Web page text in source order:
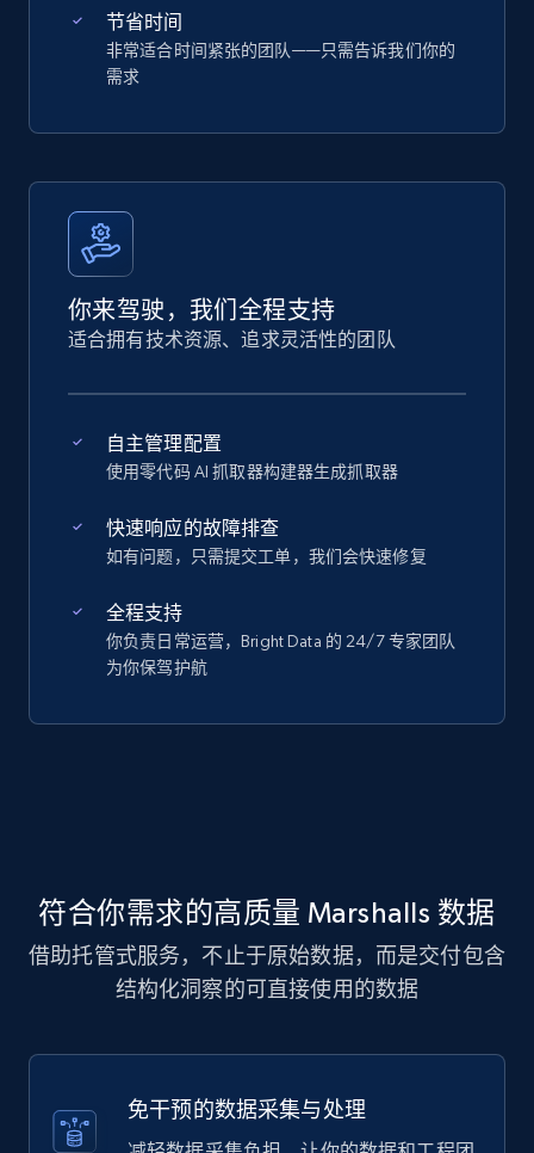
节省时间
非常适合时间紧张的团队——只需告诉我们你的
需求
你来驾驶，我们全程支持
适合拥有技术资源、追求灵活性的团队
自主管理配置
使用零代码 AI 抓取器构建器生成抓取器
快速响应的故障排查
如有问题，只需提交工单，我们会快速修复
全程支持
你负责日常运营，Bright Data 的 24/7 专家团队
为你保驾护航
符合你需求的高质量 Marshalls 数据
借助托管式服务，不止于原始数据，而是交付包含
结构化洞察的可直接使用的数据
免干预的数据采集与处理